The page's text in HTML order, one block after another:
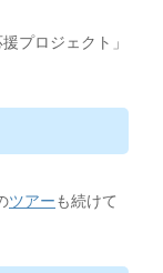
プロジェクト」
ツアーも続けて